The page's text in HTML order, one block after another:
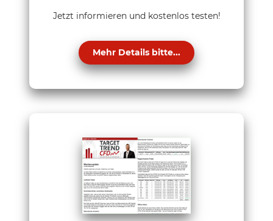
Jetzt informieren und kostenlos testen!
Mehr Details bitte...